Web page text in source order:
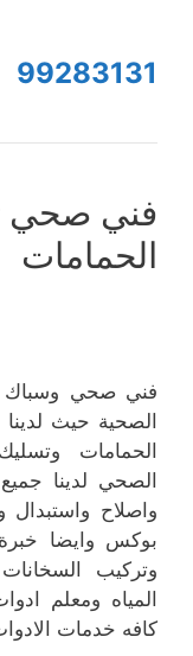
99283131
فني صحي
الحمامات
فني صحي وسباك
الصحية حيث
الحمامات
الصحي لدينا
واصلاح واستبدال
بوكس وايضا
وتركيب
المياه ومعلم
كافه خدمات